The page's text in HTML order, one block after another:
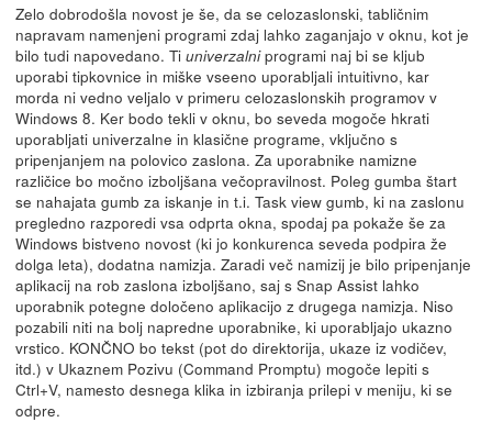
Zelo dobrodošla novost je še, da se celozaslonski, tabličnim
napravam namenjeni programi zdaj lahko zaganjajo v oknu, kot je
bilo tudi napovedano. Ti univerzalniprogrami naj bi se kljub
uporabi tipkovnice in miške vseeno uporabljali intuitivno, kar
morda ni vedno veljalo v primeru celozaslonskih programov v
Windows 8. Ker bodo tekli v oknu, bo seveda mogoče hkrati
uporabljati univerzalne in klasične programe, vključno s
pripenjanjem na polovico zaslona. Za uporabnike namizne
različice bo močno izboljšana večopravilnost. Poleg gumba štart
se nahajata gumb za iskanje in t.i. Task view gumb, ki na zaslonu
pregledno razporedi vsa odprta okna, spodaj pa pokaže še za
Windows bistveno novost (ki jo konkurenca seveda podpira že
dolga leta), dodatna namizja. Zaradi več namizij je bilo pripenjanje
aplikacij na rob zaslona izboljšano, saj s Snap Assist lahko
uporabnik potegne določeno aplikacijo z drugega namizja. Niso
pozabili niti na bolj napredne uporabnike, ki uporabljajo ukazno
vrstico. KONČNO bo tekst (pot do direktorija, ukaze iz vodičev,
itd.) v Ukaznem Pozivu (Command Promptu) mogoče lepiti s
Ctrl+V, namesto desnega klika in izbiranja prilepi v meniju, ki se
odpre.